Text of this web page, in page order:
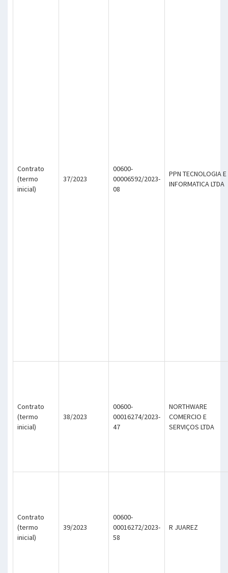
Contrato
(termo
inicial)
37/2023
00600-
00006592/2023-
08
PPN TECNOLOGIA E
INFORMATICA LTDA
Contrato
(termo
inicial)
38/2023
00600-
00016274/2023-
47
NORTHWARE
COMERCIO E
SERVIÇOS LTDA
Contrato
(termo
inicial)
39/2023
00600-
00016272/2023-
58
R JUAREZ